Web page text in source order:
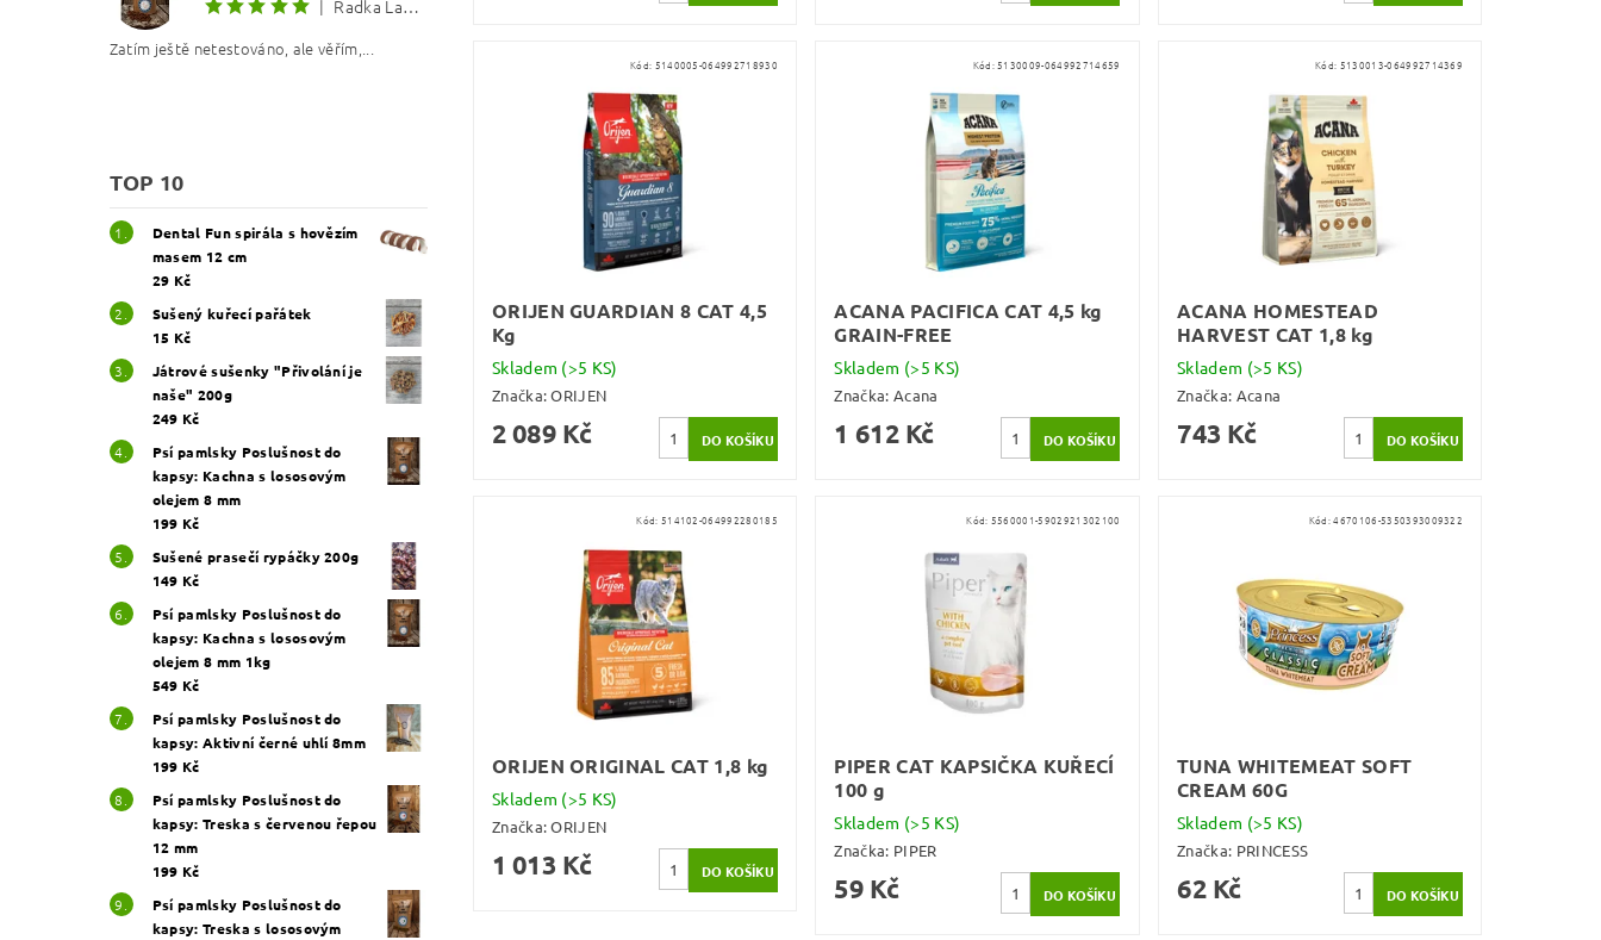
|
Radka Langerová
Zatím ještě netestováno, ale věřím,...
TOP 10
Dental Fun spirála s hovězím
masem 12 cm
29 Kč
Sušený kuřecí pařátek
15 Kč
Játrové sušenky "Přivolání je
naše" 200g
249 Kč
Psí pamlsky Poslušnost do
kapsy: Kachna s lososovým
olejem 8 mm
199 Kč
Sušené prasečí rypáčky 200g
149 Kč
Psí pamlsky Poslušnost do
kapsy: Kachna s lososovým
olejem 8 mm 1kg
549 Kč
Psí pamlsky Poslušnost do
kapsy: Aktivní černé uhlí 8mm
199 Kč
Psí pamlsky Poslušnost do
kapsy: Treska s červenou řepou
12 mm
199 Kč
Psí pamlsky Poslušnost do
kapsy: Treska s lososovým
Kód: 5140005-064992718930
ORIJEN GUARDIAN 8 CAT 4,5
Kg
Skladem (>5 KS)
Značka:ORIJEN
2 089 Kč
Kód:5130009-064992714659
ACANA PACIFICA CAT 4,5 kg
GRAIN-FREE
Skladem (>5 KS)
Značka:Acana
1 612 Kč
Kód: 5130013-064992714369
ACANA HOMESTEAD
HARVEST CAT 1,8 kg
Skladem (>5 KS)
Značka: Acana
743 Kč
Kód: 514102-064992280185
ORIJEN ORIGINAL CAT 1,8 kg
Skladem (>5 KS)
Značka:ORIJEN
1 013 Kč
Kód: 5560001-5902921302100
PIPER CAT KAPSIČKA KUŘECÍ
100 g
Skladem (>5 KS)
Značka: PIPER
59 Kč
Kód:4670106-5350393009322
TUNA WHITEMEAT SOFT
CREAM 60G
Skladem (>5 KS)
Značka: PRINCESS
62 Kč